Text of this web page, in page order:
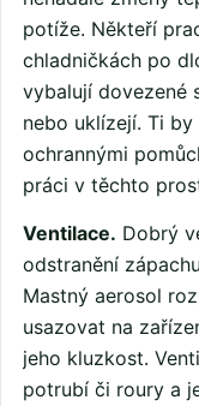
potíže. Někteří
chladničkách po
vybalují dovezené
nebo uklízejí. Ti
ochrannými
práci v těchto
Ventilace. Dobrý
odstranění
Mastný aerosol
usazovat na
jeho kluzkost.
potrubí či roury a